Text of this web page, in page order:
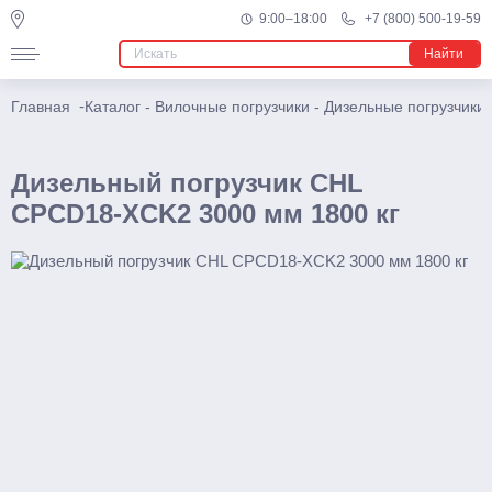
9:00–18:00 +7 (800) 500-19-59
Найти
Главная -Каталог - Вилочные погрузчики - Дизельные погрузчики
Дизельный погрузчик CHL
CPCD18-XCK2 3000 мм 1800 кг
Ричтраки
Узкопроходные штабелеры
Подъемники